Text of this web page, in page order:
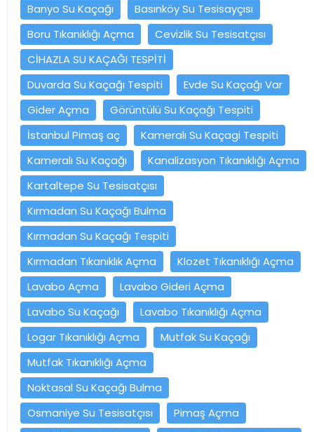
Banyo Su Kaçağı
Basınköy Su Tesisayçısı
Boru Tıkanıklığı Açma
Cevizlik Su Tesisatçısı
CİHAZLA SU KAÇAĞI TESPİTİ
Duvarda Su Kaçağı Tespiti
Evde Su Kaçağı Var
Gider Açma
Görüntülü Su Kaçağı Tespiti
İstanbul Pimaş aç
Kameralı Su Kaçagi Tespiti
Kameralı Su Kaçağı
Kanalizasyon Tıkanıklığı Açma
Kartaltepe Su Tesisatçısı
Kırmadan Su Kaçağı Bulma
Kırmadan Su Kaçağı Tespiti
Kırmadan Tıkanıklık Açma
Klozet Tıkanıklığı Açma
Lavabo Açma
Lavabo Gideri Açma
Lavabo Su Kaçağı
Lavabo Tıkanıklığı Açma
Logar Tıkanıklığı Açma
Mutfak Su Kaçağı
Mutfak Tıkanıklığı Açma
Noktasal Su Kaçağı Bulma
Osmaniye Su Tesisatçısı
Pimaş Açma